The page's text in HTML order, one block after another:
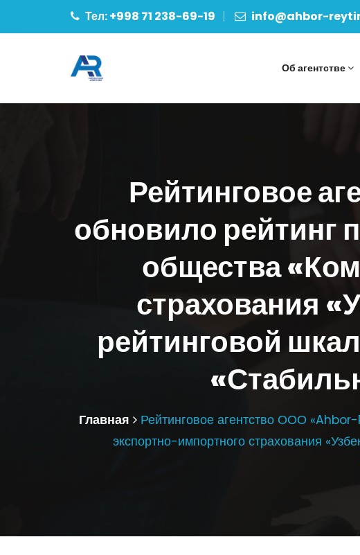
Тел: +998 71 238-69-19 info@ahbor-
Об агентстве
Рейтинговое
обновило рейтинг
общества
страхования
рейтинговой
Главная
Рейтинговое агентство ООО
экспортно-импортного страхования